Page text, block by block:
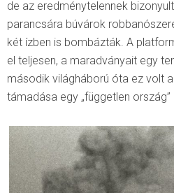
de az eredménytelennek
parancsára búvárok
két ízben is bombázták. A
el teljesen, a maradványait egy
második világháború óta ez volt
támadása egy „független ország”